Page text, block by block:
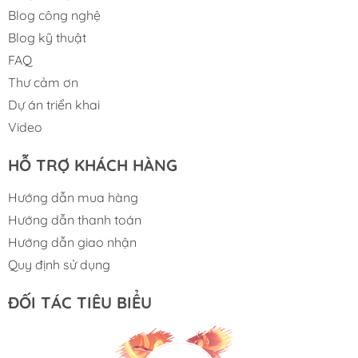
Accuracy: XY (Resolution)：10um.
Repeatability: height：≤1um （4
Sigma）;volume/acreage：<1%（4 Sigma）.
Maximum Loading PCB Size(X*Y): 1200x650mm.
Inspection Speed: 0.45 SEC/FOV.
Mark-point Detection Time: 0.5sec/piece.
MaximuminspectionHight: 10mm.
Maximum height of component on PCB: 50mm.
MaximumPCB Warpage: ±5mm.
Operating System Support: Windows 10 Professional
(64 bit).
Equipment Dimension and weight: W1730xD1320xH1530.
Blog công nghệ
Blog kỹ thuật
FAQ
Thư cảm ơn
Dự án triển khai
Video
HỖ TRỢ KHÁCH HÀNG
Hướng dẫn mua hàng
Hướng dẫn thanh toán
Hướng dẫn giao nhận
Quy định sử dụng
ĐỐI TÁC TIÊU BIỂU